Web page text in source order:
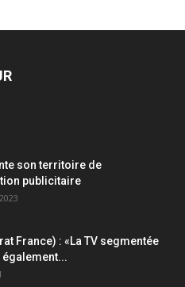
son territoire de
publicitaire
France) : «La TV segmentée